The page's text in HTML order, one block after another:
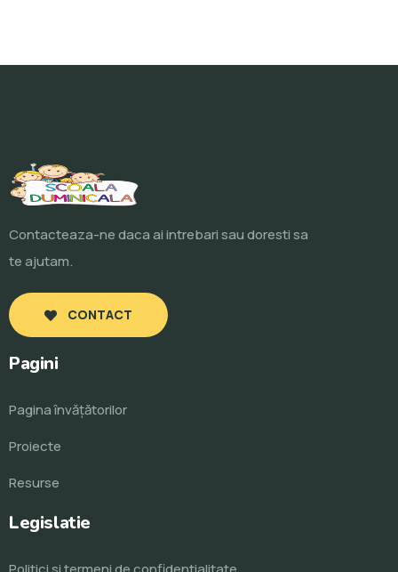
Contacteaza-ne daca ai intrebari sau doresti sa
te ajutam.
CONTACT
Pagini
Pagina învăţătorilor
Proiecte
Resurse
Legislatie